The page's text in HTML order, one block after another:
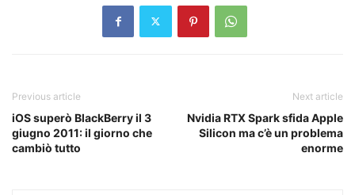
Previous article
iOS superò BlackBerry il 3
giugno 2011: il giorno che
cambiò tutto
Next article
Nvidia RTX Spark sfida Apple
Silicon ma c’è un problema
enorme